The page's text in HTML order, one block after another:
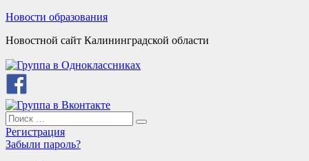
Skip
content
Новости образования
Новостной сайт Калининградской области
Search
for:
Search
Регистрация
Забыли пароль?